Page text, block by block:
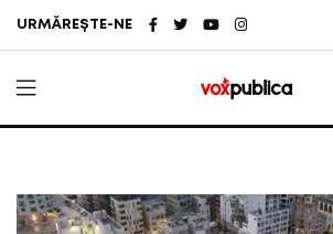
URMĂREȘTE-NE